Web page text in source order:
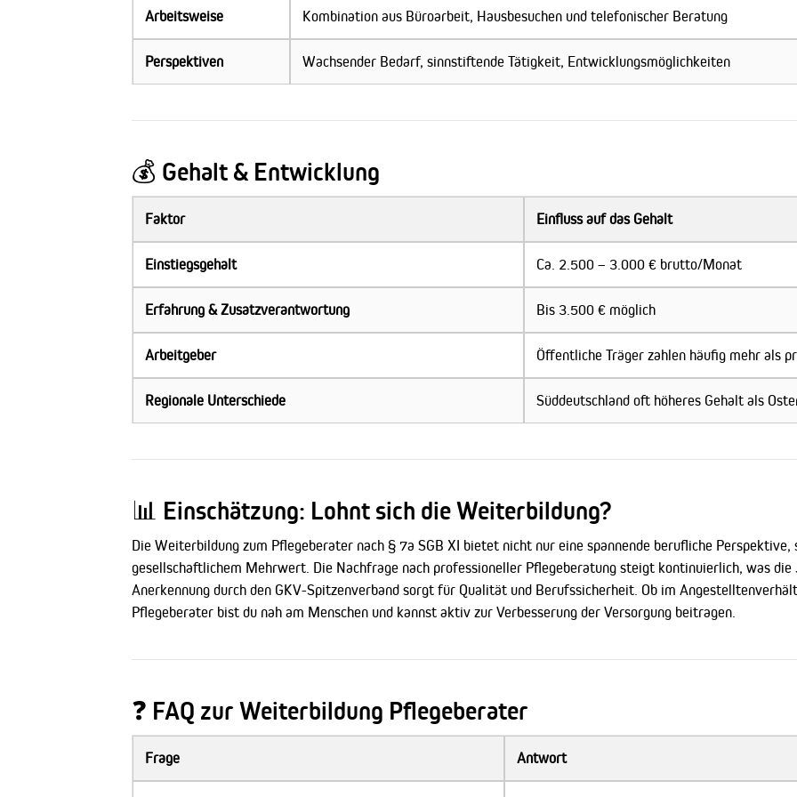
Arbeitsweise Kombination aus Büroarbeit, Hausbesuchen und telefonischer Beratung
Perspektiven Wachsender Bedarf, sinnstiftende Tätigkeit, Entwicklungsmöglichkeiten
💰 Gehalt & Entwicklung
Faktor Einfluss auf das Gehalt
Einstiegsgehalt Ca. 2.500 – 3.000 € brutto/Monat
Erfahrung & Zusatzverantwortung Bis 3.500 € möglich
Arbeitgeber Öffentliche Träger zahlen häufig mehr als
Regionale Unterschiede Süddeutschland oft höheres Gehalt als
📊 Einschätzung: Lohnt sich die Weiterbildung?
Die Weiterbildung zum Pflegeberater nach § 7a SGB XI bietet nicht nur eine spannende berufliche
gesellschaftlichem Mehrwert. Die Nachfrage nach professioneller Pflegeberatung steigt kontinuierlich, was
Anerkennung durch den GKV-Spitzenverband sorgt für Qualität und Berufssicherheit. Ob im
Pflegeberater bist du nah am Menschen und kannst aktiv zur Verbesserung der Versorgung beitragen.
❓ FAQ zur Weiterbildung Pflegeberater
Frage Antwort